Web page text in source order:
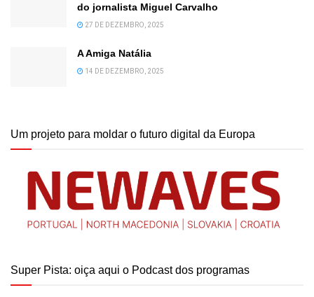
do jornalista Miguel Carvalho
27 DE DEZEMBRO, 2025
A Amiga Natália
14 DE DEZEMBRO, 2025
Um projeto para moldar o futuro digital da Europa
Super Pista: oiça aqui o Podcast dos programas